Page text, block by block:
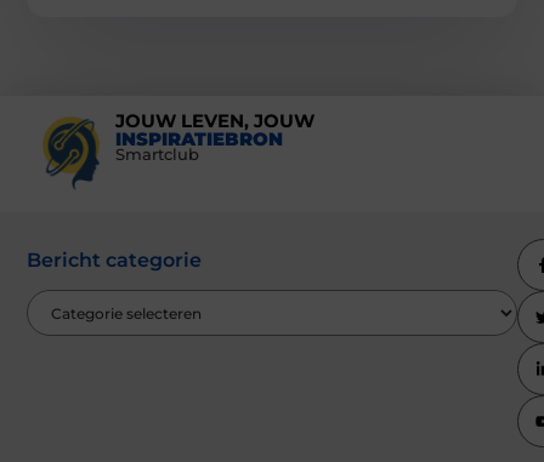
JOUW LEVEN, JOUW
INSPIRATIEBRON
Smartclub
Bericht categorie